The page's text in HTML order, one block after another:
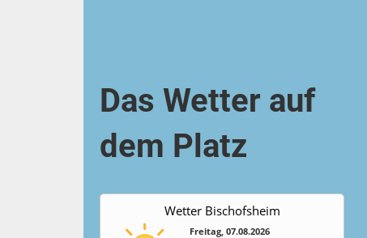
Das Wetter auf
dem Platz
Wetter Bischofsheim
Freitag, 07.08.2026